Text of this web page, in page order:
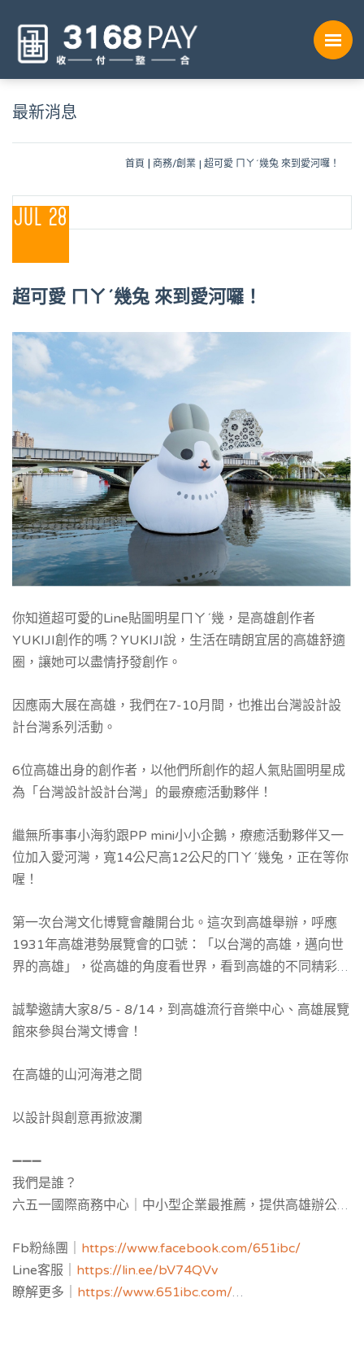
最新消息
首頁 商務/創業 超可愛 ㄇㄚˊ幾兔 來到愛河囉！
JUL 28
超可愛 ㄇㄚˊ幾兔 來到愛河囉！
你知道超可愛的Line貼圖明星 ㄇㄚˊ幾 ，是高雄創作者
YUKIJI創作的嗎？YUKIJI說，生活在晴朗宜居的高雄舒適
圈，讓她可以盡情抒發創作。
因應兩大展在高雄，我們在7-10月間，也推出台灣設計設
計台灣系列活動。
6位高雄出身的創作者，以他們所創作的超人氣貼圖明星成
為「台灣設計設計台灣」的最療癒活動夥伴！
繼無所事事小海豹跟PP mini小小企鵝，療癒活動夥伴又一
位加入愛河灣，寬14公尺高12公尺的ㄇㄚˊ幾兔，正在等你
喔！
第一次台灣文化博覽會離開台北。這次到高雄舉辦，呼應
1931年高雄港勢展覽會的口號：「以台灣的高雄，邁向世
界的高雄」，從高雄的角度看世界，看到高雄的不同精彩，
誠摯邀請大家8/5 - 8/14，到高雄流行音樂中心、高雄展覽
館來參與台灣文博會！
在高雄的山河海港之間
以設計與創意再掀波瀾
➖➖➖
我們是誰？
六五一國際商務中心｜中小型企業最推薦，提供高雄辦公室
登記，服務空間：客製化獨立辦公室與共享空間樓層區隔，
多功能會議室，教育講座場地。
Fb粉絲團｜ https://www.facebook.com/651ibc/
Line客服｜ https://lin.ee/bV74QVv
瞭解更多｜ https://www.651ibc.com/